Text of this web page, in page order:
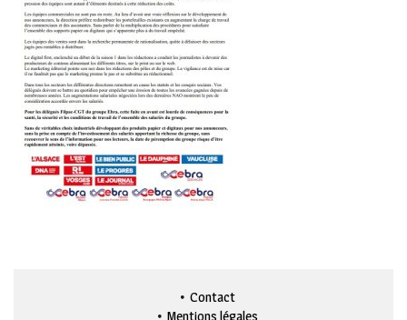
Contact
Mentions légales